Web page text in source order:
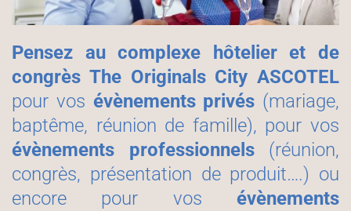
Pensez au complexe hôtelier et de
congrès The Originals City ASCOTEL
pour vos évènements privés (mariage,
baptême, réunion de famille), pour vos
évènements professionnels(réunion,
congrès, présentation de produit….) ou
encore pour vos évènements